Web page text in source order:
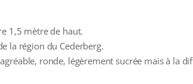
1,5 mètre de haut.
la région du Cederberg.
ronde, légèrement sucrée mais à la